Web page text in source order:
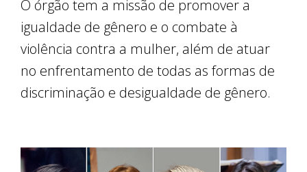
O órgão tem a missão de promover a
igualdade de gênero e o combate à
violência contra a mulher, além de atuar
no enfrentamento de todas as formas de
discriminação e desigualdade de gênero.